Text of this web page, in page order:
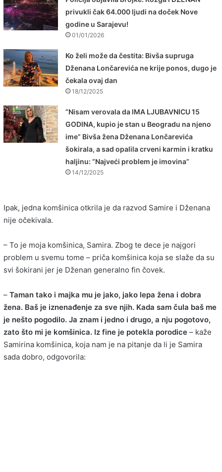
privukli čak 64.000 ljudi na doček Nove
godine u Sarajevu!
01/01/2026
Ko želi može da čestita: Bivša supruga
Dženana Lončarevića ne krije ponos, dugo je
čekala ovaj dan
18/12/2025
“Nisam verovala da IMA LJUBAVNICU 15
GODINA, kupio je stan u Beogradu na njeno
ime” Bivša žena Dženana Lončarevića
šokirala, a sad opalila crveni karmin i kratku
haljinu: “Najveći problem je imovina”
14/12/2025
Ipak, jedna komšinica otkrila je da razvod Samire i Dženana
nije očekivala.
– To je moja komšinica, Samira. Zbog te dece je najgori
problem u svemu tome – priča komšinica koja se slaže da su
svi šokirani jer je Dženan generalno fin čovek.
– Taman tako i majka mu je jako, jako lepa žena i dobra
žena. Baš je iznenađenje za sve njih. Kada sam čula baš me
je nešto pogodilo. Ja znam i jedno i drugo, a nju pogotovo,
zato što mi je komšinica. Iz fine je potekla porodice – kaže
Samirina komšinica, koja nam je na pitanje da li je Samira
sada dobro, odgovorila: